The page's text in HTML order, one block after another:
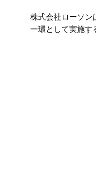
株式会社ローソン
一環として実施す